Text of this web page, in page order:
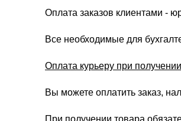
Оплата заказов клиентами -
Все необходимые для
Оплата курьеру при получении
Вы можете оплатить заказ,